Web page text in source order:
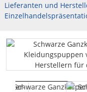
Lieferanten und